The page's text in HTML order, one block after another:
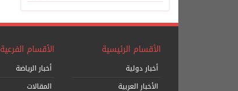
الأقسام الرئيسية
أخبار دولية
الأخبار العربية
الأقسام الفرعية
أخبار الرياضة
المقالات